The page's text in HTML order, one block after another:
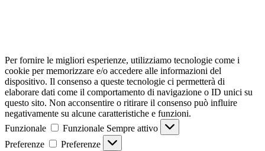
Per fornire le migliori esperienze, utilizziamo tecnologie come i
cookie per memorizzare e/o accedere alle informazioni del
dispositivo. Il consenso a queste tecnologie ci permetterà di
elaborare dati come il comportamento di navigazione o ID unici su
questo sito. Non acconsentire o ritirare il consenso può influire
negativamente su alcune caratteristiche e funzioni.
Funzionale
Funzionale Sempre attivo
Preferenze
Preferenze